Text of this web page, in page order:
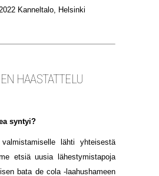
Kanneltalo, Helsinki
HAASTATTELU
syntyi?
lähti yhteisestä
etsiä uusia lähestymistapoja
bata de cola -laahushameen